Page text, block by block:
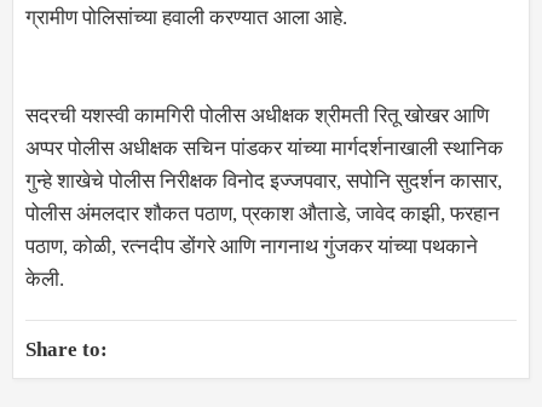
ग्रामीण पोलिसांच्या हवाली करण्यात आला आहे.
सदरची यशस्वी कामगिरी पोलीस अधीक्षक श्रीमती रितू खोखर आणि
अप्पर पोलीस अधीक्षक सचिन पांडकर यांच्या मार्गदर्शनाखाली स्थानिक
गुन्हे शाखेचे पोलीस निरीक्षक विनोद इज्जपवार, सपोनि सुदर्शन कासार,
पोलीस अंमलदार शौकत पठाण, प्रकाश औताडे, जावेद काझी, फरहान
पठाण, कोळी, रत्नदीप डोंगरे आणि नागनाथ गुंजकर यांच्या पथकाने
केली.
Share to: